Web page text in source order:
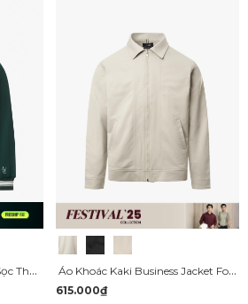
Áo Khoác Varsity Phối Bo Sọc Thêu 4MEN Tennis Club Form Regular AK059 Áo Khoác Kaki Business Jacket Form Regular AK062
615.000₫